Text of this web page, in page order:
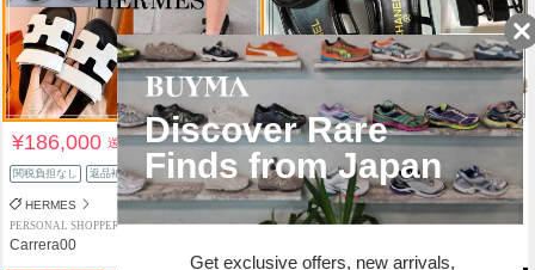
¥186,000送料込
関税負担なし 返品補償
HERMES
PERSONAL SHOPPER
Carrera00
¥299,000送料込
関税負担なし 返品補償
CHANEL
PERSONAL SHOPPER